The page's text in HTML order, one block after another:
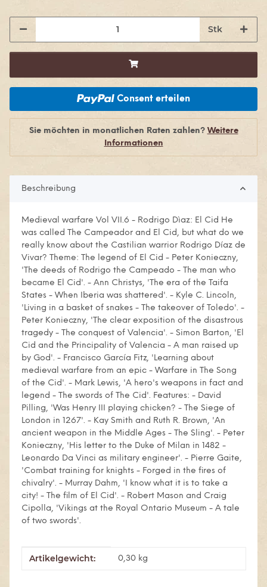
Stk
Consent erteilen
Sie möchten in monatlichen Raten zahlen? Weitere
Informationen
Beschreibung
Medieval warfare Vol VII.6 - Rodrigo Dìaz: El Cid He
was called The Campeador and El Cid, but what do we
really know about the Castilian warrior Rodrigo Díaz de
Vivar? Theme: The legend of El Cid - Peter Konieczny,
'The deeds of Rodrigo the Campeado - The man who
became El Cid'. - Ann Christys, 'The era of the Taifa
States - When Iberia was shattered'. - Kyle C. Lincoln,
'Living in a basket of snakes - The takeover of Toledo'. -
Peter Konieczny, 'The clear exposition of the disastrous
tragedy - The conquest of Valencia'. - Simon Barton, 'El
Cid and the Principality of Valencia - A man raised up
by God'. - Francisco García Fitz, 'Learning about
medieval warfare from an epic - Warfare in The Song
of the Cid'. - Mark Lewis, 'A hero's weapons in fact and
legend - The swords of The Cid'. Features: - David
Pilling, 'Was Henry III playing chicken? - The Siege of
London in 1267'. - Kay Smith and Ruth R. Brown, 'An
ancient weapon in the Middle Ages - The Sling'. - Peter
Konieczny, 'His letter to the Duke of Milan in 1482 -
Leonardo Da Vinci as military engineer'. - Pierre Gaite,
'Combat training for knights - Forged in the fires of
chivalry'. - Murray Dahm, 'I know what it is to take a
city! - The film of El Cid'. - Robert Mason and Craig
Cipolla, 'Vikings at the Royal Ontario Museum - A tale
of two swords'.
Produkteigenschaft
Wert
Artikelgewicht: 0,30 kg